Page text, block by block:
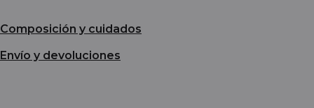
Composición y cuidados
Envío y devoluciones